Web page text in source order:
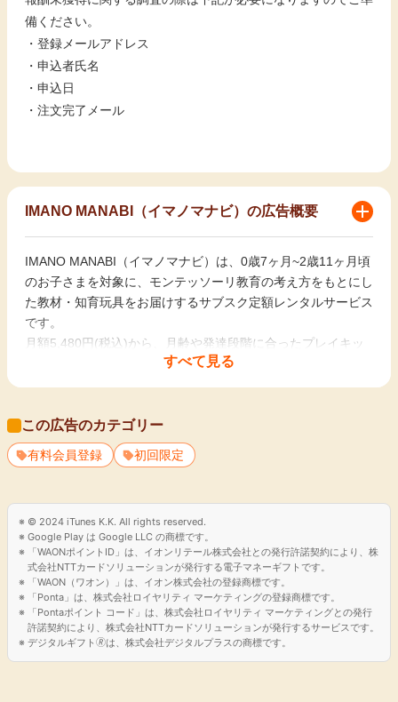
備ください。
・登録メールアドレス
・申込者氏名
・申込日
・注文完了メール
すべて見る
IMANO MANABI（イマノマナビ）の広告概要
IMANO MANABI（イマノマナビ）は、0歳7ヶ月~2歳11ヶ月頃
のお子さまを対象に、モンテッソーリ教育の考え方をもとにし
た教材・知育玩具をお届けするサブスク定額レンタルサービス
です。
月額5,480円(税込)から、月齢や発達段階に合ったプレイキッ
この広告のカテゴリー
有料会員登録 初回限定
© 2024 iTunes K.K. All rights reserved.
Google Play は Google LLC の商標です。
「WAONポイントID」は、イオンリテール株式会社との発行許諾契約により、株
式会社NTTカードソリューションが発行する電子マネーギフトです。
「WAON（ワオン）」は、イオン株式会社の登録商標です。
「Ponta」は、株式会社ロイヤリティ マーケティングの登録商標です。
「Pontaポイント コード」は、株式会社ロイヤリティ マーケティングとの発行
許諾契約により、株式会社NTTカードソリューションが発行するサービスです。
デジタルギフト🄬は、株式会社デジタルプラスの商標です。